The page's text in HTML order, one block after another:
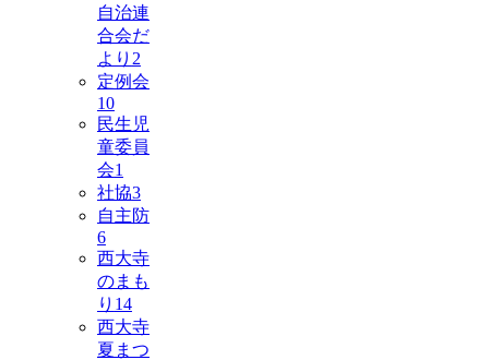
自治連
合会だ
より 2
定例会
10
民生児
童委員
会1
社協3
自主防
6
西大寺
のまも
り 14
西大寺
夏まつ